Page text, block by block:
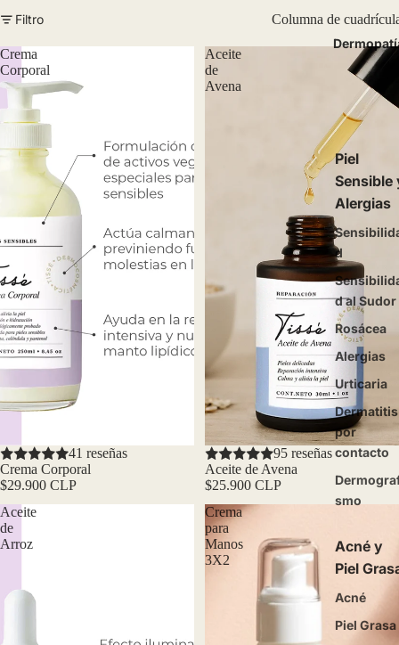
Piel
Sensible
Alergias
d
d al Sudor
Rosácea
Alergias
Urticaria
Dermatitis
por
contacto
smo
Acné y
Piel
Acné
Piel Grasa
Filtro Columna de
Crema
Corporal
41 reseñas
Crema Corporal
$29.900 CLP
Aceite
de
Avena
95 reseñas
Aceite de Avena
$25.900 CLP
Aceite
de
Arroz
Crema
para
Manos
3X2